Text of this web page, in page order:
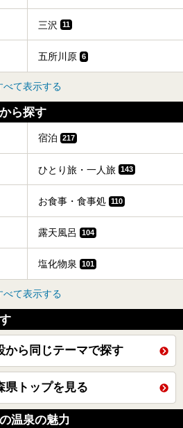
三沢 11
五所川原 6
べて表示する
ら探す
宿泊 217
ひとり旅・一人旅 143
お食事・食事処 110
露天風呂 104
塩化物泉 101
べて表示する
から同じテーマで探す
県トップを見る
温泉の魅力